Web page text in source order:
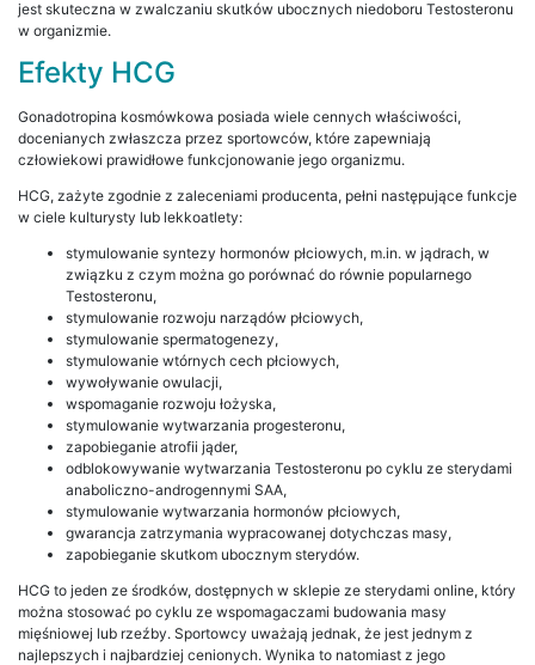
jest skuteczna w zwalczaniu skutków ubocznych niedoboru Testosteronu
w organizmie.
Efekty HCG
Gonadotropina kosmówkowa posiada wiele cennych właściwości,
docenianych zwłaszcza przez sportowców, które zapewniają
człowiekowi prawidłowe funkcjonowanie jego organizmu.
HCG, zażyte zgodnie z zaleceniami producenta, pełni następujące funkcje
w ciele kulturysty lub lekkoatlety:
stymulowanie syntezy hormonów płciowych, m.in. w jądrach, w
związku z czym można go porównać do równie popularnego
Testosteronu,
stymulowanie rozwoju narządów płciowych,
stymulowanie spermatogenezy,
stymulowanie wtórnych cech płciowych,
wywoływanie owulacji,
wspomaganie rozwoju łożyska,
stymulowanie wytwarzania progesteronu,
zapobieganie atrofii jąder,
odblokowywanie wytwarzania Testosteronu po cyklu ze sterydami
anaboliczno-androgennymi SAA,
stymulowanie wytwarzania hormonów płciowych,
gwarancja zatrzymania wypracowanej dotychczas masy,
zapobieganie skutkom ubocznym sterydów.
HCG to jeden ze środków, dostępnych w sklepie ze sterydami online, który
można stosować po cyklu ze wspomagaczami budowania masy
mięśniowej lub rzeźby. Sportowcy uważają jednak, że jest jednym z
najlepszych i najbardziej cenionych. Wynika to natomiast z jego